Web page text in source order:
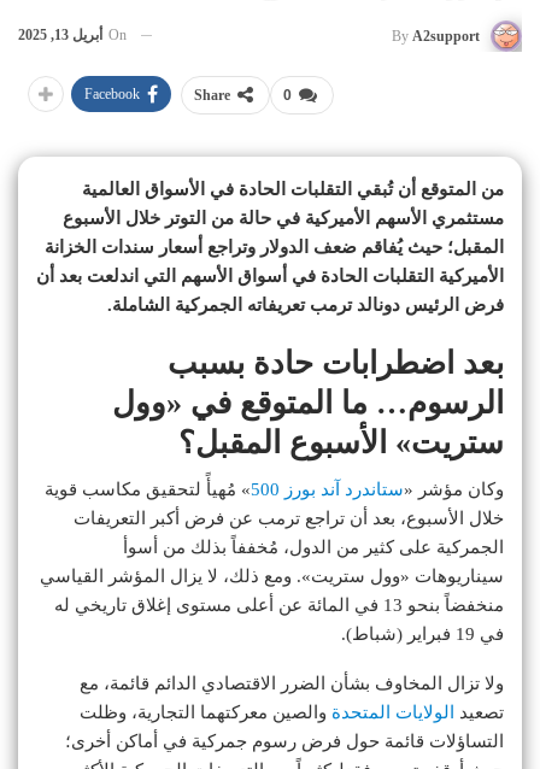
By A2support
On أبريل 13, 2025
0
Share
Facebook
من المتوقع أن تُبقي التقلبات الحادة في الأسواق العالمية
مستثمري الأسهم الأميركية في حالة من التوتر خلال الأسبوع
المقبل؛ حيث يُفاقم ضعف الدولار وتراجع أسعار سندات الخزانة
الأميركية التقلبات الحادة في أسواق الأسهم التي اندلعت بعد أن
فرض الرئيس دونالد ترمب تعريفاته الجمركية الشاملة.
بعد اضطرابات حادة بسبب
الرسوم… ما المتوقع في «وول
ستريت» الأسبوع المقبل؟
وكان مؤشر «ستاندرد آند بورز 500
» مُهيأً لتحقيق مكاسب قوية
خلال الأسبوع، بعد أن تراجع ترمب عن فرض أكبر التعريفات
الجمركية على كثير من الدول، مُخففاً بذلك من أسوأ
سيناريوهات «وول ستريت». ومع ذلك، لا يزال المؤشر القياسي
منخفضاً بنحو 13 في المائة عن أعلى مستوى إغلاق تاريخي له
في 19 فبراير (شباط).
ولا تزال المخاوف بشأن الضرر الاقتصادي الدائم قائمة، مع
تصعيد
الولايات المتحدة والصين معركتهما التجارية، وظلت
التساؤلات قائمة حول فرض رسوم جمركية في أماكن أخرى؛